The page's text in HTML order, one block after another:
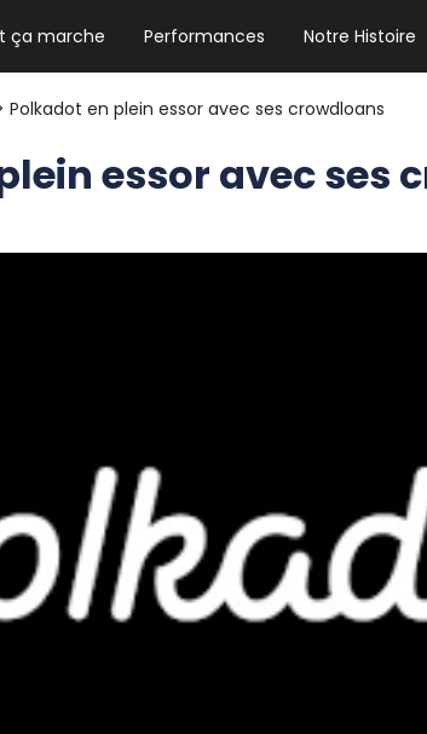
ça marche Performances Notre Histoire
NEWSLETTER HEBDO
Les news crypto dont vous avez
Le guide ultime pour débuter
Polkadot en plein essor avec ses crowdloans
essor avec ses